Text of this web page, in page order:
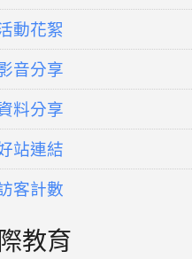
動花絮
音分享
料分享
站連結
客計數
教育